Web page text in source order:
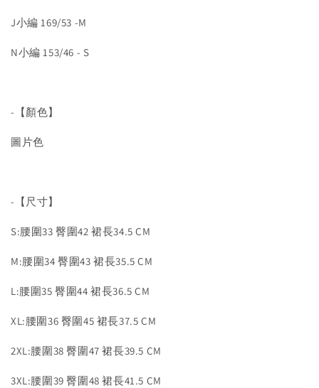
J小編 169/53 -M
N小編 153/46 - S
-【顏色】
圖片色
-【尺寸】
S:腰圍33 臀圍42 裙長34.5 CM
M:腰圍34 臀圍43 裙長35.5 CM
L:腰圍35 臀圍44 裙長36.5 CM
XL:腰圍36 臀圍45 裙長37.5 CM
2XL:腰圍38 臀圍47 裙長39.5 CM
3XL:腰圍39 臀圍48 裙長41.5 CM